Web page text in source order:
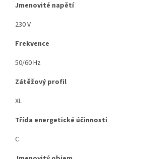
Jmenovité napětí
230 V
Frekvence
50/60 Hz
Zátěžový profil
XL
Třída energetické účinnosti
C